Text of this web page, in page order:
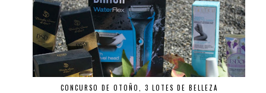
CONCURSO DE OTOÑO, 3 LOTES DE BELLEZA